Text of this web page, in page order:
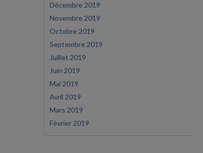
Décembre 2019
Novembre 2019
Octobre 2019
Septembre 2019
Juillet 2019
Juin 2019
Mai 2019
Avril 2019
Mars 2019
Février 2019